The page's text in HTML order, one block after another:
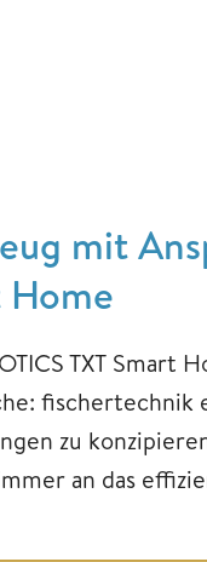
mit
Home
TXT Smart
fischertechnik
zu
an das